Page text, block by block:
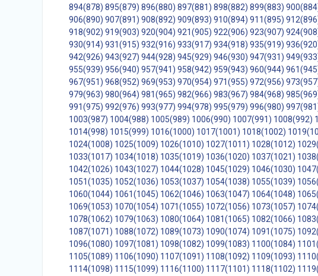
894(878) 895(879) 896(880) 897(881) 898(882) 899(883)
906(890) 907(891) 908(892) 909(893) 910(894) 911(895)
918(902) 919(903) 920(904) 921(905) 922(906) 923(907)
930(914) 931(915) 932(916) 933(917) 934(918) 935(919)
942(926) 943(927) 944(928) 945(929) 946(930) 947(931)
955(939) 956(940) 957(941) 958(942) 959(943) 960(944)
967(951) 968(952) 969(953) 970(954) 971(955) 972(956)
979(963) 980(964) 981(965) 982(966) 983(967) 984(968)
991(975) 992(976) 993(977) 994(978) 995(979) 996(980)
1003(987) 1004(988) 1005(989) 1006(990) 1007(991) 1008(992)
1014(998) 1015(999) 1016(1000) 1017(1001) 1018(1002)
1024(1008) 1025(1009) 1026(1010) 1027(1011) 1028(1012)
1033(1017) 1034(1018) 1035(1019) 1036(1020) 1037(1021)
1042(1026) 1043(1027) 1044(1028) 1045(1029) 1046(1030)
1051(1035) 1052(1036) 1053(1037) 1054(1038) 1055(1039)
1060(1044) 1061(1045) 1062(1046) 1063(1047) 1064(1048)
1069(1053) 1070(1054) 1071(1055) 1072(1056) 1073(1057)
1078(1062) 1079(1063) 1080(1064) 1081(1065) 1082(1066)
1087(1071) 1088(1072) 1089(1073) 1090(1074) 1091(1075)
1096(1080) 1097(1081) 1098(1082) 1099(1083) 1100(1084)
1105(1089) 1106(1090) 1107(1091) 1108(1092) 1109(1093)
1114(1098) 1115(1099) 1116(1100) 1117(1101) 1118(1102)